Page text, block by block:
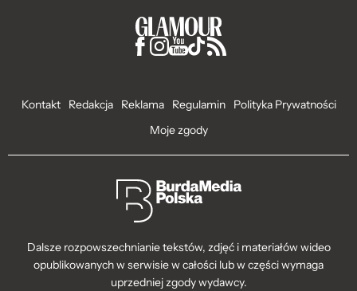
Kontakt Redakcja Reklama Regulamin
Polityka Prywatności
Moje zgody
Dalsze rozpowszechnianie tekstów, zdjęć i materiałów wideo
opublikowanych w serwisie w całości lub w części wymaga
uprzedniej zgody wydawcy.